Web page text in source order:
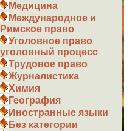
Медицина
Международное и
Римское право
Уголовное право
уголовный процесс
Трудовое право
Журналистика
Химия
География
Иностранные языки
Без категории